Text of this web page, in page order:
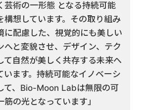
芸術の一形態 となる持続可能
構想しています。その取り組み
に配慮した、視覚的にも美しい
へと変貌させ、デザイン、テク
て自然が美しく共存する未来へ
います。持続可能なイノベーシ
て、Bio-Moon Labは無限の可
の光となっています」